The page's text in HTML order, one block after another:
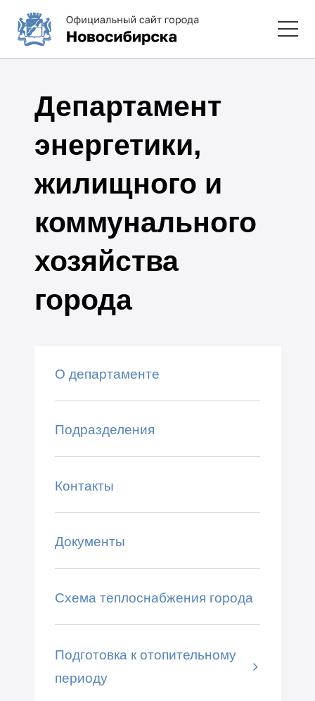
Департамент
энергетики,
жилищного и
коммунального
хозяйства
города
О департаменте
Подразделения
Контакты
Документы
Схема теплоснабжения города
Подготовка к отопительному
периоду